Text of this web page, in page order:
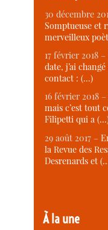
30 décembre
Somptueuse et
merveilleux
17 février 2018 –
date, j’ai
contact : (…)
16 février 2018
mais c’est tout
Filipetti qui a
29 août 2017 –
la Revue des
Desrenards et
À la une